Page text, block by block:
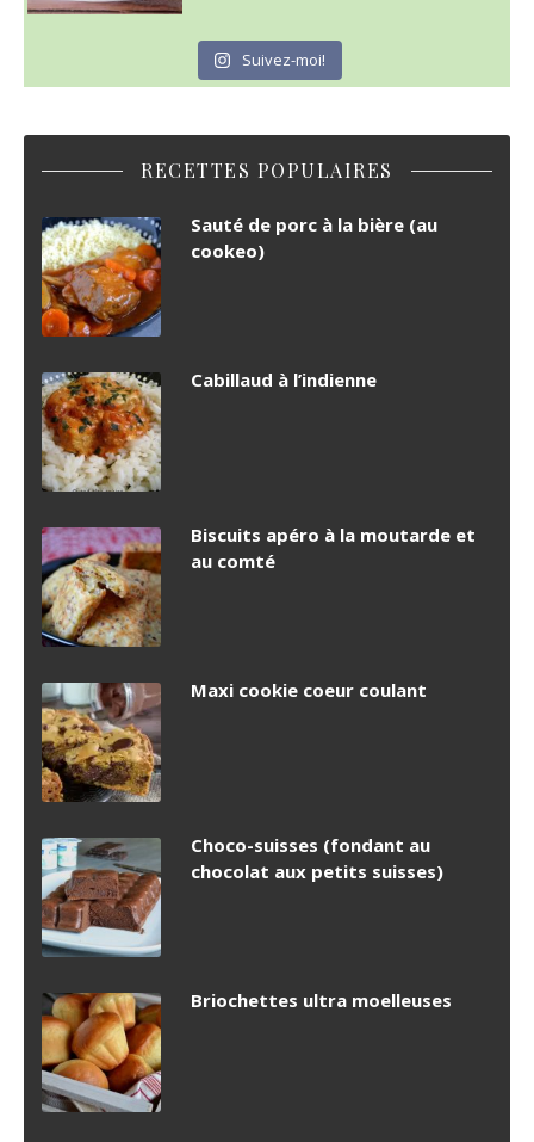
Suivez-moi!
RECETTES POPULAIRES
Sauté de porc à la bière (au
cookeo)
Cabillaud à l’indienne
Biscuits apéro à la moutarde et
au comté
Maxi cookie coeur coulant
Choco-suisses (fondant au
chocolat aux petits suisses)
Briochettes ultra moelleuses